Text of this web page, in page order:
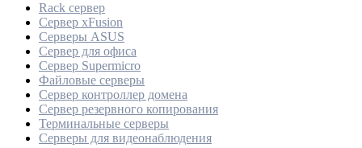
Rack сервер
Сервер xFusion
Серверы ASUS
Сервер для офиса
Сервер Supermicro
Файловые серверы
Сервер контроллер домена
Сервер резервного копирования
Терминальные серверы
Серверы для видеонаблюдения